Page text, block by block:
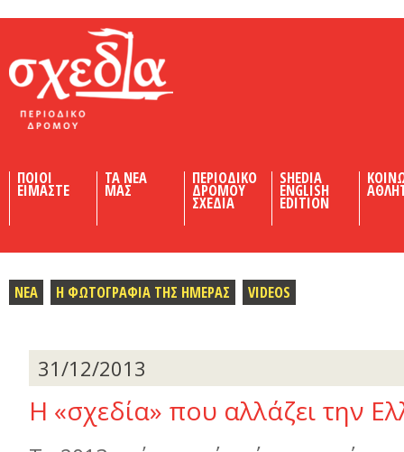
ΠΟΙΟΙ
ΕΙΜΑΣΤΕ
ΤΑ ΝΕΑ
ΜΑΣ
ΠΕΡΙΟΔΙΚΟ
ΔΡΟΜΟΥ
ΣΧΕΔΙΑ
SHEDIA
ENGLISH
EDITION
ΝΕΑ Η ΦΩΤΟΓΡΑΦΙΑ ΤΗΣ ΗΜΕΡΑΣ VIDEOS
31/12/2013
Η «σχεδία» που αλλάζει την